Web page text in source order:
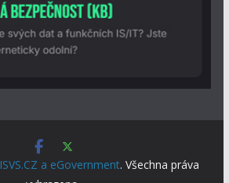
ISVS.CZ a eGovernment. Všechna práva